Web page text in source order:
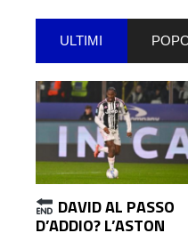
ULTIMI
DAVID AL PASSO
D’ADDIO? L’ASTON